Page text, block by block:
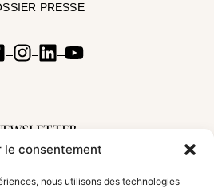
le consentement
nous utilisons des technologies
PRESSE
pour suivre nos aventures et découvrir les